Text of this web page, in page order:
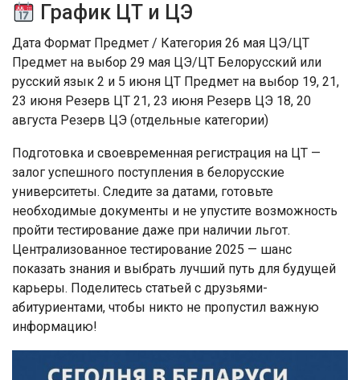
График ЦТ и ЦЭ
Дата Формат Предмет / Категория 26 мая ЦЭ/ЦТ
Предмет на выбор 29 мая ЦЭ/ЦТ Белорусский или
русский язык 2 и 5 июня ЦТ Предмет на выбор 19, 21,
23 июня Резерв ЦТ 21, 23 июня Резерв ЦЭ 18, 20
августа Резерв ЦЭ (отдельные категории)
Подготовка и своевременная регистрация на ЦТ —
залог успешного поступления в белорусские
университеты. Следите за датами, готовьте
необходимые документы и не упустите возможность
пройти тестирование даже при наличии льгот.
Централизованное тестирование 2025 — шанс
показать знания и выбрать лучший путь для будущей
карьеры. Поделитесь статьей с друзьями-
абитуриентами, чтобы никто не пропустил важную
информацию!